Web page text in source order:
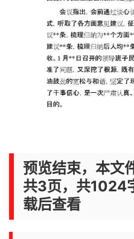
预览结束，本文
共3页，共1024
载后查看